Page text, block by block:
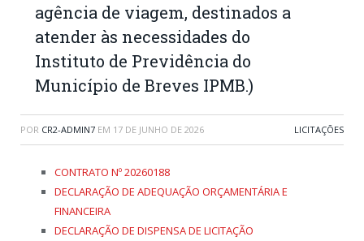
agência de viagem, destinados a
atender às necessidades do
Instituto de Previdência do
Município de Breves IPMB.)
POR CR2-ADMIN7 EM 17 DE JUNHO DE 2026 LICITAÇÕES
CONTRATO Nº 20260188
DECLARAÇÃO DE ADEQUAÇÃO ORÇAMENTÁRIA E
FINANCEIRA
DECLARAÇÃO DE DISPENSA DE LICITAÇÃO